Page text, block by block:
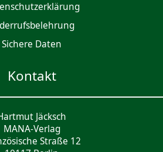
Sichere Daten
Kontakt
Jäcksch
MANA-Verlag
Straße 12